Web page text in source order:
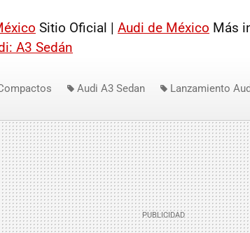
Sitio Oficial | Audi de México Más
A3 Sedán
Audi A3 Sedan Lanzamiento